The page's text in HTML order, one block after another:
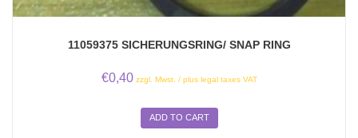
11059375 SICHERUNGSRING/ SNAP RING
€0,40 zzgl. Mwst. / plus legal taxes VAT
ADD TO CART